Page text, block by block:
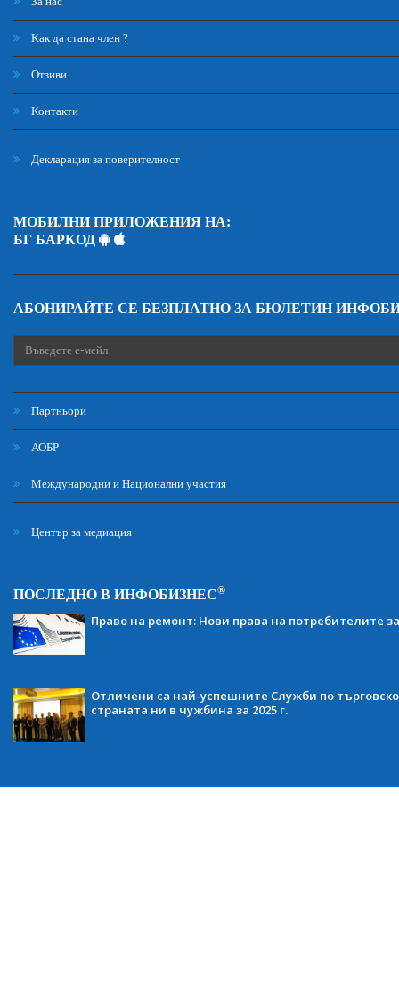
Как да стана член ?
Отзиви
Контакти
Декларация за поверителност
МОБИЛНИ ПРИЛОЖЕНИЯ НА:
БГ БАРКОД
АБОНИРАЙТЕ СЕ БЕЗПЛАТНО ЗА БЮЛЕТИН
Партньори
АОБР
Международни и Национални участия
Център за медиация
ПОСЛЕДНО В ИНФОБИЗНЕС®
Право на ремонт: Нови права на потребителите
Отличени са най-успешните Служби по
страната ни в чужбина за 2025 г.